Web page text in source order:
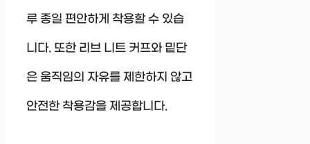
루 종일 편안하게 착용할 수 있습
니다. 또한 리브 니트 커프와 밑단
은 움직임의 자유를 제한하지 않고
안전한 착용감을 제공합니다.